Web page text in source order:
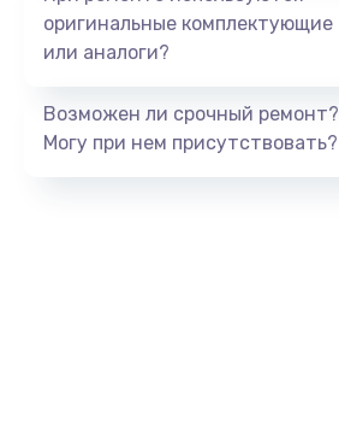
оригинальные комплектующие
или аналоги?
Возможен ли срочный ремонт?
Могу при нем присутствовать?